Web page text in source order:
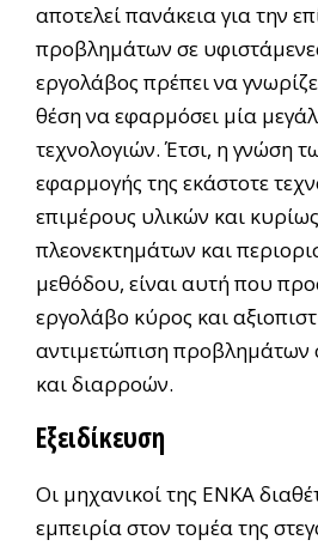
αποτελεί πανάκεια για την
προβλημάτων σε
εργολάβος πρέπει να
θέση να εφαρμόσει μία
τεχνολογιών. Έτσι, η γνώση
εφαρμογής της εκάστοτε
επιμέρους υλικών και
πλεονεκτημάτων και
μεθόδου, είναι αυτή που
εργολάβο κύρος και
αντιμετώπιση προβλημάτων
και διαρροών.
Εξειδίκευση
Οι μηχανικοί της ΕΝΚΑ
εμπειρία στον τομέα της